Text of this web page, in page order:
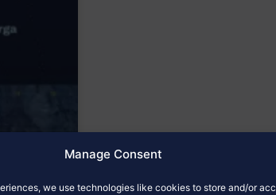
Manage Consent
we use technologies like cookies to store and/or